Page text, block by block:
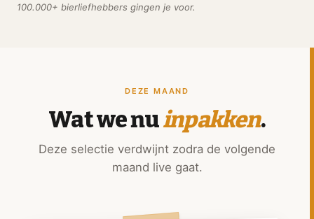
100.000+ bierliefhebbers gingen je voor.
DEZE MAAND
Wat we nuinpakken.
Deze selectie verdwijnt zodra de volgende
maand live gaat.